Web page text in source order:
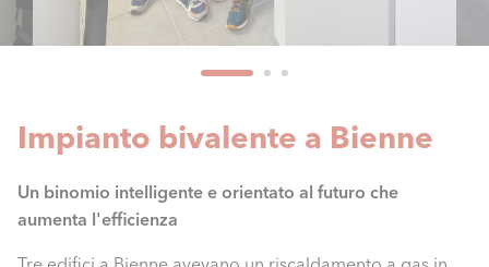
Impianto bivalente a Bienne
Un binomio intelligente e orientato al futuro che
aumenta l'efficienza